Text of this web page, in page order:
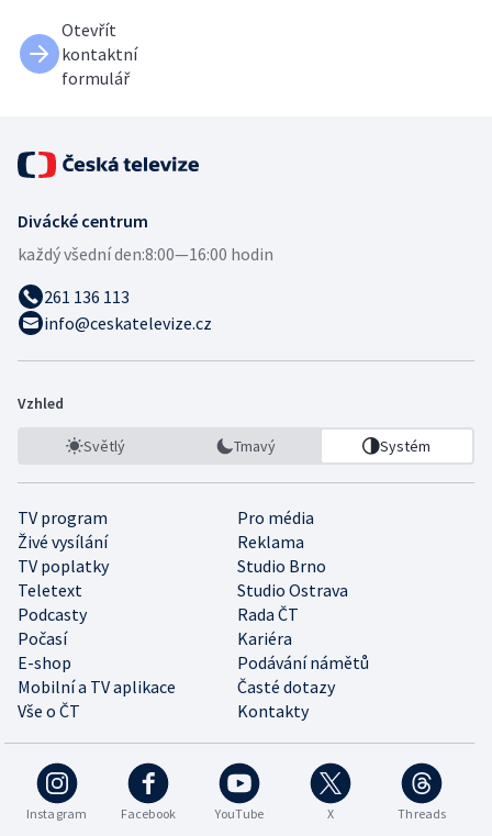
Otevřít
kontaktní
formulář
Divácké centrum
každý všední den:8:00—16:00 hodin
261 136 113
info@ceskatelevize.cz
Vzhled
Světlý Tmavý Systém
TV program
Pro média
Živé vysílání
Reklama
TV poplatky
Studio Brno
Teletext
Studio Ostrava
Podcasty
Rada ČT
Počasí
Kariéra
E-shop
Podávání námětů
Mobilní a TV aplikace
Časté dotazy
Vše o ČT
Kontakty
Instagram Facebook YouTube X Threads